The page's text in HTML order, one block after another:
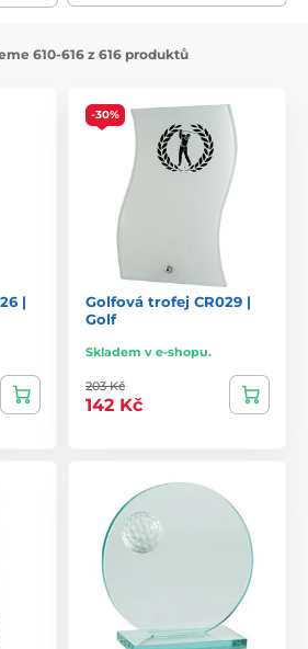
610-616 z 616 produktů
|
-30%
Golfová trofej CR029 |
Golf
Skladem v e-shopu.
203 Kč
142 Kč